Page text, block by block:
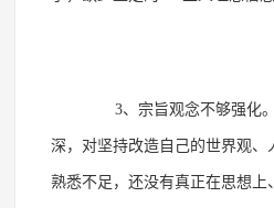
3、宗旨观念不够强化
深，对坚持改造自己的世界观、
熟悉不足，还没有真正在思想上